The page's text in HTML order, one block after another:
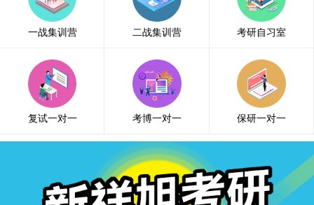
一战集训营 二战集训营 考研自习室
复试一对一 考博一对一 保研一对一